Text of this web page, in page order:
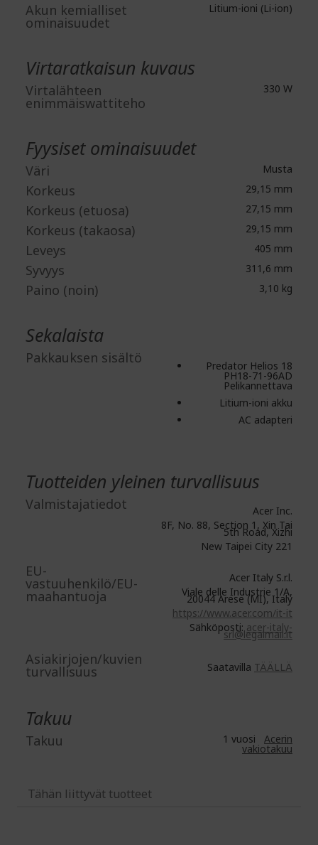
Akun kemialliset
ominaisuudet
Litium-ioni (Li-ion)
Virtaratkaisun kuvaus
Virtalähteen
enimmäiswattiteho
330 W
Fyysiset ominaisuudet
Väri Musta
Korkeus 29,15 mm
Korkeus (etuosa) 27,15 mm
Korkeus (takaosa) 29,15 mm
Leveys 405 mm
Syvyys 311,6 mm
Paino (noin) 3,10 kg
Sekalaista
Pakkauksen sisältö Predator Helios 18
PH18-71-96AD
Pelikannettava
Litium-ioni akku
AC adapteri
Tuotteiden yleinen turvallisuus
Valmistajatiedot
Acer Inc.
8F, No. 88, Section 1, Xin Tai
5th Road, Xizhi
New Taipei City 221
EU-
vastuuhenkilö/EU-
maahantuoja
Acer Italy S.r.l.
Viale delle Industrie 1/A,
20044 Arese (MI), Italy
https://www.acer.com/it-it
Sähköposti:acer-italy-
srl@legalmail.it
Asiakirjojen/kuvien
turvallisuus Saatavilla TÄÄLLÄ
Takuu
Takuu 1 vuosi Acerin
vakiotakuu
Tähän liittyvät tuotteet